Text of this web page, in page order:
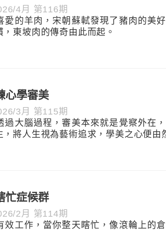
4月 第116期
愛的羊肉，宋朝蘇軾發現了豬肉的美
東坡肉的傳奇由此而起。
心學審美
3月 第115期
過大腦過程，審美本來就是覺察外在
將人生視為藝術追求，學美之心便由
忙症候群
2月 第114期
效工作，當你整天瞎忙，像滾輪上的